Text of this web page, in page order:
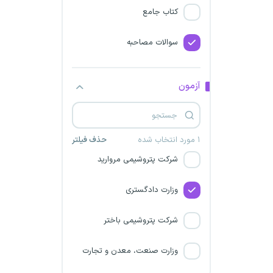
کتاب جامع
سوالات مصاحبه
آزمون
۱ مورد انتخاب شده حذف فیلتر
سازمان نقشه‌برداری کشور
شرکت پالایش نفت کرمانشاه
کشور
شرکت پتروشیمی مارون
شرکت پتروشیمی مروارید
وزارت دادگستری
شرکت پتروشیمی باختر
وزارت صنعت، معدن و تجارت